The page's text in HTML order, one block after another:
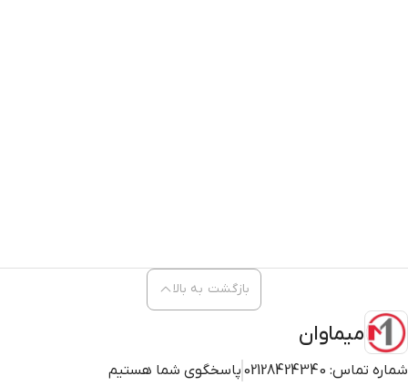
میماوان
شماره تماس: 02128424340 پاسخگوی شما هستیم
بازگشت به بالا